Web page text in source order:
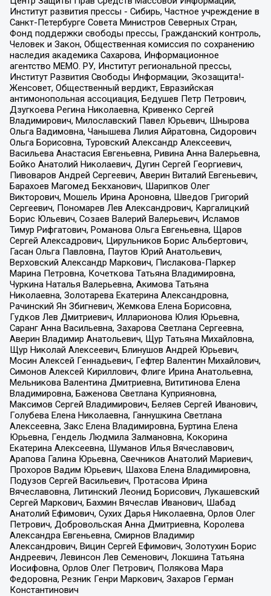
Институт развития прессы - Сибирь, Частное учреждение в
Санкт-Петербурге Совета Министров Северных Стран,
Фонд поддержки свободы прессы, Гражданский контроль,
Человек и Закон, Общественная комиссия по сохранению
наследия академика Сахарова, Информационное
агентство МЕМО. РУ, Институт региональной прессы,
Институт Развития Свободы Информации, Экозащита!-
Женсовет, Общественный вердикт, Евразийская
антимонопольная ассоциация, Бедушев Петр Петрович,
Дзугкоева Регина Николаевна, Кривенко Сергей
Владимирович, Милославский Павел Юрьевич, Шнырова
Ольга Вадимовна, Чанышева Лилия Айратовна, Сидорович
Ольга Борисовна, Туровский Александр Алексеевич,
Васильева Анастасия Евгеньевна, Ривина Анна Валерьевна,
Бойко Анатолий Николаевич, Дугин Сергей Георгиевич,
Пивоваров Андрей Сергеевич, Аверин Виталий Евгеньевич,
Барахоев Магомед Бекханович, Шарипков Олег
Викторович, Мошель Ирина Ароновна, Шведов Григорий
Сергеевич, Пономарев Лев Александрович, Каргалицкий
Борис Юльевич, Созаев Валерий Валерьевич, Исламов
Тимур Рифгатович, Романова Ольга Евгеньевна, Щаров
Сергей Алексадрович, Цирульников Борис Альбертович,
Гасан Ольга Павловна, Паутов Юрий Анатольевич,
Верховский Александр Маркович, Пислакова-Паркер
Марина Петровна, Кочеткова Татьяна Владимировна,
Чуркина Наталья Валерьевна, Акимова Татьяна
Николаевна, Золотарева Екатерина Александровна,
Рачинский Ян Збигневич, Жемкова Елена Борисовна,
Гудков Лев Дмитриевич, Илларионова Юлия Юрьевна,
Саранг Анна Васильевна, Захарова Светлана Сергеевна,
Аверин Владимир Анатольевич, Щур Татьяна Михайловна,
Щур Николай Алексеевич, Блинушов Андрей Юрьевич,
Мосин Алексей Геннадьевич, Гефтер Валентин Михайлович,
Симонов Алексей Кириллович, Флиге Ирина Анатольевна,
Мельникова Валентина Дмитриевна, Вититинова Елена
Владимировна, Баженова Светлана Куприяновна,
Максимов Сергей Владимирович, Беляев Сергей Иванович,
Голубева Елена Николаевна, Ганнушкина Светлана
Алексеевна, Закс Елена Владимировна, Буртина Елена
Юрьевна, Гендель Людмила Залмановна, Кокорина
Екатерина Алексеевна, Шуманов Илья Вячеславович,
Арапова Галина Юрьевна, Свечников Анатолий Мариевич,
Прохоров Вадим Юрьевич, Шахова Елена Владимировна,
Подузов Сергей Васильевич, Протасова Ирина
Вячеславовна, Литинский Леонид Борисович, Лукашевский
Сергей Маркович, Бахмин Вячеслав Иванович, Шабад
Анатолий Ефимович, Сухих Дарья Николаевна, Орлов Олег
Петрович, Добровольская Анна Дмитриевна, Королева
Александра Евгеньевна, Смирнов Владимир
Александрович, Вицин Сергей Ефимович, Золотухин Борис
Андреевич, Левинсон Лев Семенович, Локшина Татьяна
Иосифовна, Орлов Олег Петрович, Полякова Мара
Федоровна, Резник Генри Маркович, Захаров Герман
Константинович